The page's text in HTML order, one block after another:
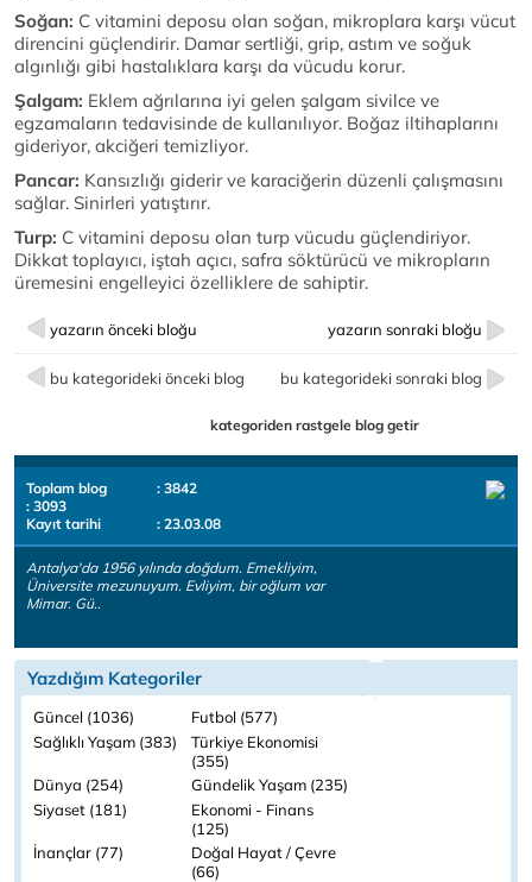
Soğan: C vitamini deposu olan soğan, mikroplara karşı vücut
direncini güçlendirir. Damar sertliği, grip, astım ve soğuk
algınlığı gibi hastalıklara karşı da vücudu korur.
Şalgam: Eklem ağrılarına iyi gelen şalgam sivilce ve
egzamaların tedavisinde de kullanılıyor. Boğaz iltihaplarını
gideriyor, akciğeri temizliyor.
Pancar: Kansızlığı giderir ve karaciğerin düzenli çalışmasını
sağlar. Sinirleri yatıştırır.
Turp: C vitamini deposu olan turp vücudu güçlendiriyor.
Dikkat toplayıcı, iştah açıcı, safra söktürücü ve mikropların
üremesini engelleyici özelliklere de sahiptir.
yazarın önceki bloğu yazarın sonraki bloğu
bu kategorideki önceki blog bu kategorideki sonraki blog
kategoriden rastgele blog getir
Toplam blog
: 3842
: 3093
Kayıt tarihi
: 23.03.08
Antalya'da 1956 yılında doğdum. Emekliyim,
Üniversite mezunuyum. Evliyim, bir oğlum var
Mimar. Gü..
Yazdığım Kategoriler
Güncel (1036)
Futbol (577)
Sağlıklı Yaşam (383)
Türkiye Ekonomisi
(355)
Dünya (254)
Gündelik Yaşam (235)
Siyaset (181)
Ekonomi - Finans
(125)
İnançlar (77) Doğal Hayat / Çevre
(66)